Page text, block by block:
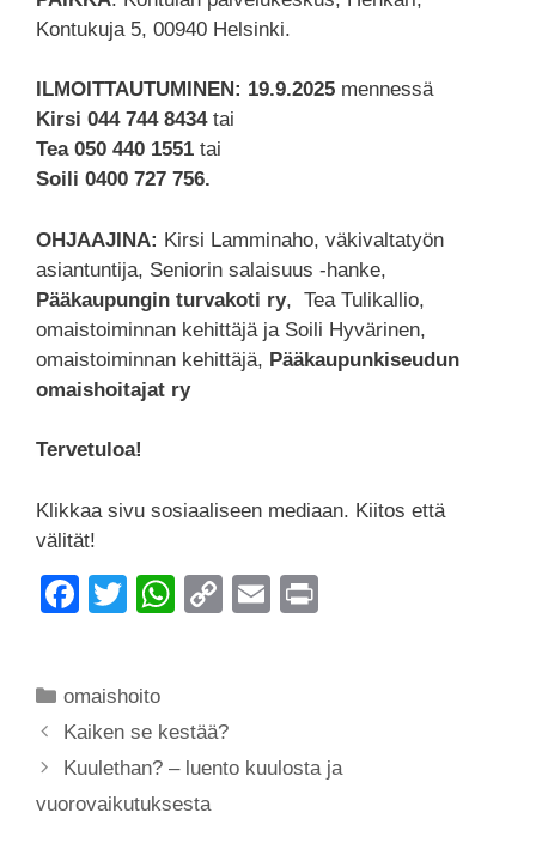
Kontukuja 5, 00940 Helsinki.
ILMOITTAUTUMINEN: 19.9.2025 mennessä
Kirsi 044 744 8434tai
Tea 050 440 1551 tai
Soili 0400 727 756.
OHJAAJINA: Kirsi Lamminaho, väkivaltatyön
asiantuntija, Seniorin salaisuus -hanke,
Pääkaupungin turvakoti ry, Tea Tulikallio,
omaistoiminnan kehittäjä ja Soili Hyvärinen,
omaistoiminnan kehittäjä, Pääkaupunkiseudun
omaishoitajat ry
Tervetuloa!
Klikkaa sivu sosiaaliseen mediaan. Kiitos että
välität!
F
e
b
o
o
T
er
W
A
p
p
C
Li
n
E
Kategoriat
omaishoito
Kaiken se kestää?
Kuulethan? – luento kuulosta ja
vuorovaikutuksesta